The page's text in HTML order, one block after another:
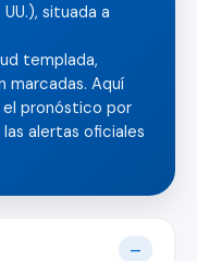
situada a
templada,
marcadas. Aquí
pronóstico por
alertas oficiales
—